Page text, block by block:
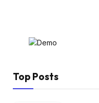
Top Posts